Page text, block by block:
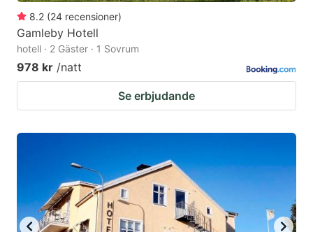
8.2 (24 recensioner)
Gamleby Hotell
hotell · 2 Gäster · 1 Sovrum
978 kr /natt
Se erbjudande